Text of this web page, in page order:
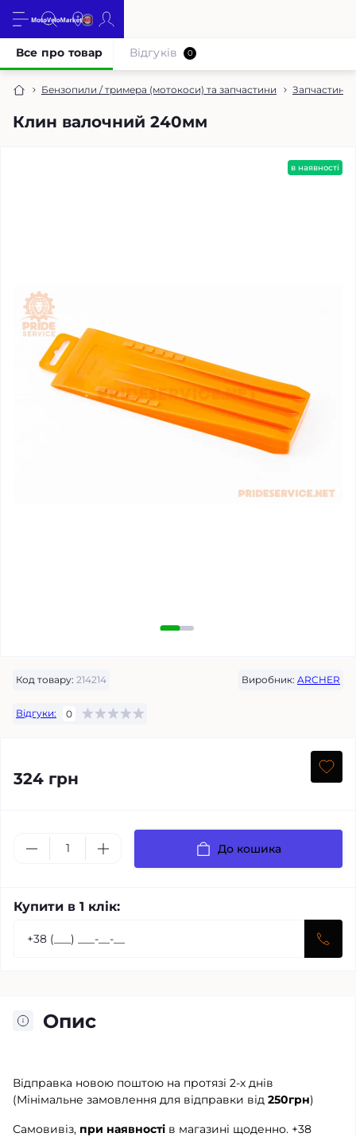
Бензопили / тримера (мотокоси) та запчастини Запчастини
Клин валочний 240мм
Все про товар Відгуків 0
в наявності
Код товару: 214214 Виробник: ARCHER
Відгуки: 0
324 грн
До кошика
Купити в 1 клік:
Опис
Відправка новою поштою на протязі 2-х днів
(Мінімальне замовлення для відправки від 250грн)
Самовивіз, при наявності в магазині щоденно. +38